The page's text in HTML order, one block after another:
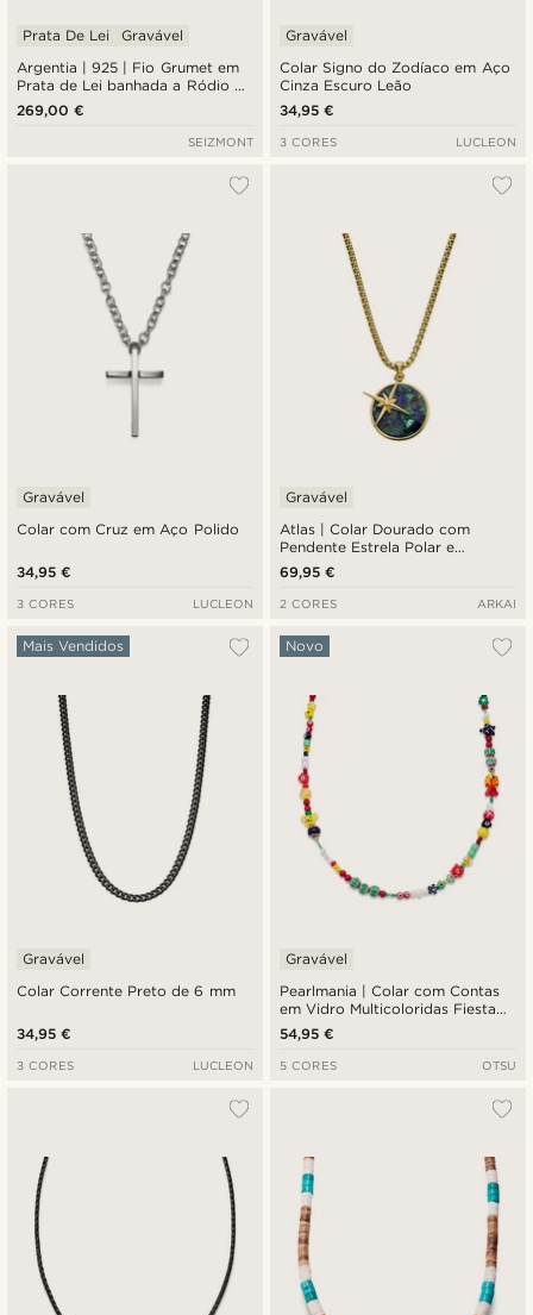
Argentia | 925 | Fio Grumet em
Prata de Lei banhada a Ródio de
6 mm
Prata De Lei Gravável
269,00 €
SEIZMONT
Colar Signo do Zodíaco em Aço
Cinza Escuro Leão
Gravável
34,95 €
3 CORES LUCLEON
Colar com Cruz em Aço Polido
Gravável
34,95 €
3 CORES LUCLEON
Atlas | Colar Dourado com
Pendente Estrela Polar e
Azurita-Malaquita
Gravável
69,95 €
2 CORES ARKAI
Colar Corrente Preto de 6 mm
Mais Vendidos
Gravável
34,95 €
3 CORES LUCLEON
Pearlmania | Colar com Contas
em Vidro Multicoloridas Fiesta
Bazaar
Novo
Gravável
54,95 €
5 CORES OTSU